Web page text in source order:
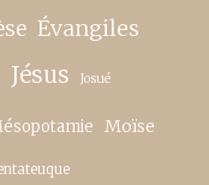
Évangiles
Jésus Josué
Moïse